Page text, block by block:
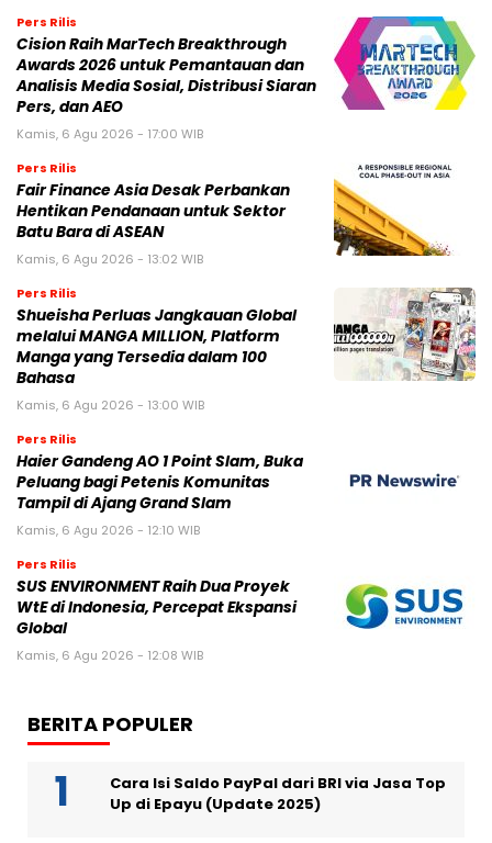
Pers Rilis
Cision Raih MarTech Breakthrough
Awards 2026 untuk Pemantauan dan
Analisis Media Sosial, Distribusi Siaran
Pers, dan AEO
Kamis, 6 Agu 2026 - 17:00 WIB
Pers Rilis
Fair Finance Asia Desak Perbankan
Hentikan Pendanaan untuk Sektor
Batu Bara di ASEAN
Kamis, 6 Agu 2026 - 13:02 WIB
Pers Rilis
Shueisha Perluas Jangkauan Global
melalui MANGA MILLION, Platform
Manga yang Tersedia dalam 100
Bahasa
Kamis, 6 Agu 2026 - 13:00 WIB
Pers Rilis
Haier Gandeng AO 1 Point Slam, Buka
Peluang bagi Petenis Komunitas
Tampil di Ajang Grand Slam
Kamis, 6 Agu 2026 - 12:10 WIB
Pers Rilis
SUS ENVIRONMENT Raih Dua Proyek
WtE di Indonesia, Percepat Ekspansi
Global
Kamis, 6 Agu 2026 - 12:08 WIB
BERITA POPULER
Cara Isi Saldo PayPal dari BRI via Jasa Top
Up di Epayu (Update 2025)